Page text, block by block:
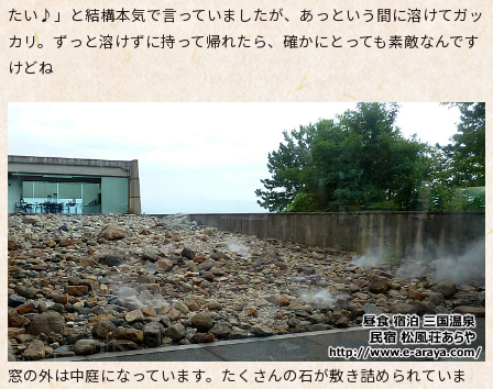
たい♪」と結構本気で言っていましたが、あっという間に溶けてガッ
カリ。ずっと溶けずに持って帰れたら、確かにとっても素敵なんです
けどね
窓の外は中庭になっています。たくさんの石が敷き詰められていま